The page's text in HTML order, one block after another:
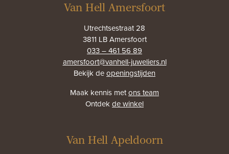
Van Hell Amersfoort
Utrechtsestraat 28
3811 LB Amersfoort
033 – 461 56 89
amersfoort@vanhell-juweliers.nl
Bekijk deopeningstijden
Maak kennis metons team
Ontdekde winkel
Van Hell Apeldoorn